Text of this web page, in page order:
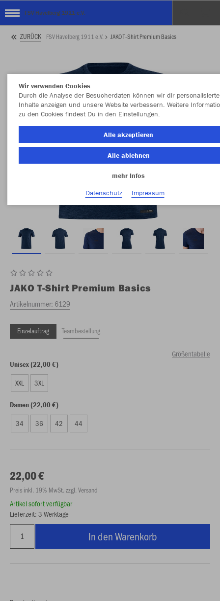
FSV Havelberg 1911 e.V.
ZURÜCK FSV Havelberg 1911 e.V. JAKO T-Shirt Premium Basics
JAKO T-Shirt Premium Basics
Artikelnummer: 6129
Einzelauftrag Teambestellung
Größentabelle
Unisex (22,00 €)
XXL 3XL
Damen (22,00 €)
34 36 42 44
22,00 €
Preis inkl. 19% MwSt. zzgl. Versand
Artikel sofort verfügbar
Lieferzeit: 3 Werktage
In den Warenkorb
Wir verwenden Cookies
Durch die Analyse der Besucherdaten können wir dir personalisierte
Inhalte anzeigen und unsere Website verbessern. Weitere
zu den Cookies findest Du in den Einstellungen.
Alle akzeptieren
Alle ablehnen
mehr Infos
Datenschutz
Impressum